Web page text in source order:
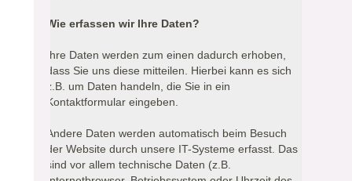
Wie erfassen wir Ihre Daten?
Ihre Daten werden zum einen dadurch erhoben,
dass Sie uns diese mitteilen. Hierbei kann es sich
z.B. um Daten handeln, die Sie in ein
Kontaktformular eingeben.
Andere Daten werden automatisch beim Besuch
der Website durch unsere IT-Systeme erfasst. Das
sind vor allem technische Daten (z.B.